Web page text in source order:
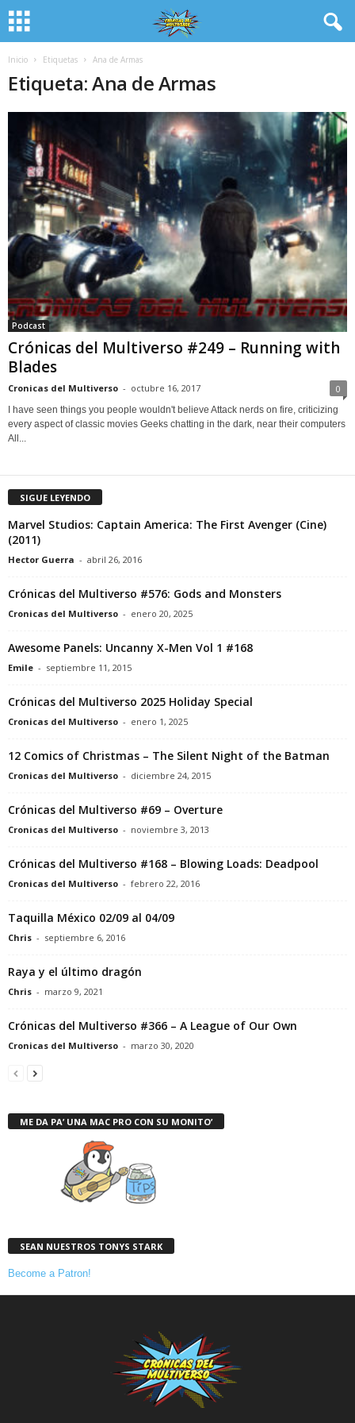
Inicio Etiquetas Ana de Armas
Etiqueta: Ana de Armas
Podcast
Crónicas del Multiverso #249 – Running with
Blades
Cronicas del Multiverso - octubre 16, 2017 0
I have seen things you people wouldn't believe Attack nerds on fire, criticizing
every aspect of classic movies Geeks chatting in the dark, near their computers
All...
SIGUE LEYENDO
Marvel Studios: Captain America: The First Avenger (Cine)
(2011)
Hector Guerra - abril 26, 2016
Crónicas del Multiverso #576: Gods and Monsters
Cronicas del Multiverso - enero 20, 2025
Awesome Panels: Uncanny X-Men Vol 1 #168
Emile - septiembre 11, 2015
Crónicas del Multiverso 2025 Holiday Special
Cronicas del Multiverso - enero 1, 2025
12 Comics of Christmas – The Silent Night of the Batman
Cronicas del Multiverso - diciembre 24, 2015
Crónicas del Multiverso #69 – Overture
Cronicas del Multiverso - noviembre 3, 2013
Crónicas del Multiverso #168 – Blowing Loads: Deadpool
Cronicas del Multiverso - febrero 22, 2016
Taquilla México 02/09 al 04/09
Chris - septiembre 6, 2016
Raya y el último dragón
Chris - marzo 9, 2021
Crónicas del Multiverso #366 – A League of Our Own
Cronicas del Multiverso - marzo 30, 2020
ME DA PA’ UNA MAC PRO CON SU MONITO’
SEAN NUESTROS TONYS STARK
Become a Patron!